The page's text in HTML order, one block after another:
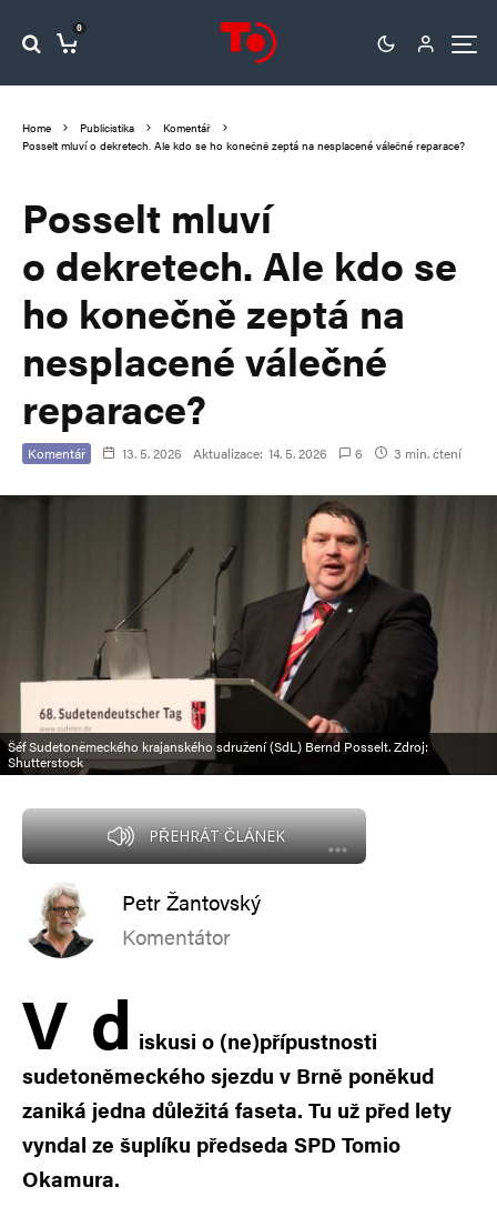
0
Home Publicistika
Komentář
Posselt mluví o dekretech. Ale kdo se ho konečně zeptá na nesplacené válečné reparace?
Posselt mluví
o dekretech. Ale kdo se
ho konečně zeptá na
nesplacené válečné
reparace?
Komentář 13. 5. 2026 Aktualizace: 14. 5. 2026 6 3 min. čtení
Šéf Sudetoněmeckého krajanského sdružení (SdL) Bernd Posselt. Zdroj:
Shutterstock
PŘEHRÁT ČLÁNEK
Petr Žantovský
Komentátor
V d iskusi o (ne)přípustnosti
sudetoněmeckého sjezdu v Brně poněkud
zaniká jedna důležitá faseta. Tu už před lety
vyndal ze šuplíku předseda SPD Tomio
Okamura.